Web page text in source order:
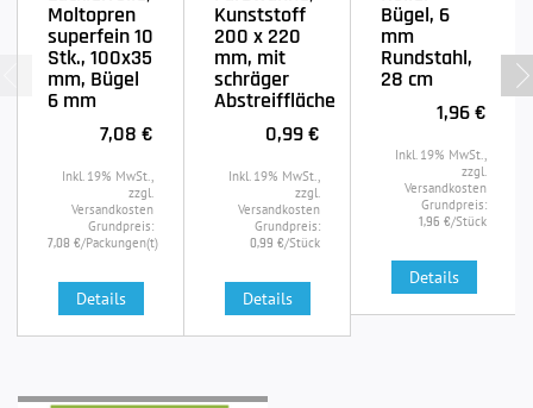
Moltopren
superfein 10
Stk., 100x35
mm, Bügel
6 mm
7,08 €
Inkl. 19% MwSt.,
zzgl.
Versandkosten
Grundpreis:
7,08 €/Packungen(t)
Details
Kunststoff
200 x 220
mm, mit
schräger
Abstreiffläche
0,99 €
Inkl. 19% MwSt.,
zzgl.
Versandkosten
Grundpreis:
0,99 €/Stück
Details
Bügel, 6
mm
Rundstahl,
28 cm
1,96 €
Inkl. 19% MwSt.,
zzgl.
Versandkosten
Grundpreis:
1,96 €/Stück
Details